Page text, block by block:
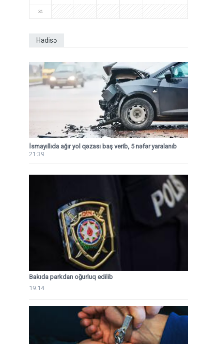
31
Hadisə
İsmayıllıda ağır yol qəzası baş verib, 5 nəfər yaralanıb
21:39
Bakıda parkdan oğurluq edilib
19:14